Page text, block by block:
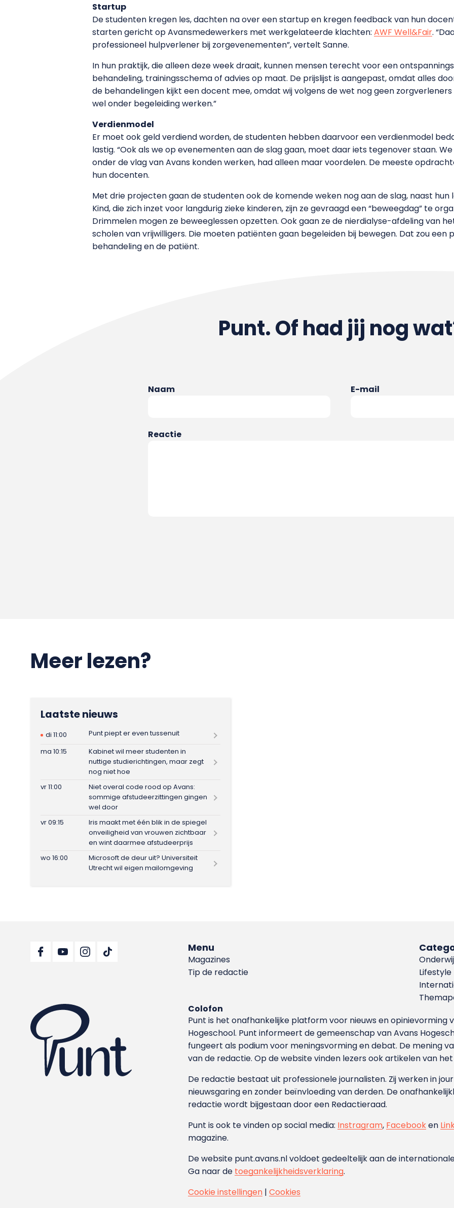
Startup
De studenten kregen les, dachten na over een startup en kregen feedback van hun
starten gericht op Avansmedewerkers met werkgelateerde klachten: AWF Well&Fair.
professioneel hulpverlener bij zorgevenementen”, vertelt Sanne.
In hun praktijk, die alleen deze week draait, kunnen mensen terecht voor een
behandeling, trainingsschema of advies op maat. De prijslijst is aangepast, omdat alles
de behandelingen kijkt een docent mee, omdat wij volgens de wet nog geen zorgverleners
wel onder begeleiding werken.”
Verdienmodel
Er moet ook geld verdiend worden, de studenten hebben daarvoor een verdienmodel
lastig. “Ook als we op evenementen aan de slag gaan, moet daar iets tegenover staan.
onder de vlag van Avans konden werken, had alleen maar voordelen. De meeste
hun docenten.
Met drie projecten gaan de studenten ook de komende weken nog aan de slag, naast hun
Kind, die zich inzet voor langdurig zieke kinderen, zijn ze gevraagd een “beweegdag” te
Drimmelen mogen ze beweeglessen opzetten. Ook gaan ze de nierdialyse-afdeling van
scholen van vrijwilligers. Die moeten patiënten gaan begeleiden bij bewegen. Dat zou
behandeling en de patiënt.
Punt. Of had jij nog
Naam E-mail
Reactie
Meer lezen?
Laatste nieuws
di 11:00
Punt piept er even tussenuit
ma 10:15
Kabinet wil meer studenten in
nuttige studierichtingen, maar zegt
nog niet hoe
vr 11:00
Niet overal code rood op Avans:
sommige afstudeerzittingen gingen
wel door
vr 09:15
Iris maakt met één blik in de spiegel
onveiligheid van vrouwen zichtbaar
en wint daarmee afstudeerprijs
wo 16:00
Microsoft de deur uit? Universiteit
Utrecht wil eigen mailomgeving
Menu
Magazines
Tip de redactie
Lifestyle
Colofon
Punt is het onafhankelijke platform voor nieuws en
Hoge­school. Punt informeert de gemeenschap van Avans
fungeert als podium voor meningsvorming en debat. De mening
van de redactie. Op de website vinden lezers ook artikelen van
De redactie bestaat uit professionele journalisten. Zij werken in
nieuwsgaring en zonder beïnvloeding van derden. De
redactie wordt bijgestaan door een Redactieraad.
Punt is ook te vinden op social media: Instragram, Facebooken
magazine.
De website punt.avans.nl voldoet gedeeltelijk aan de
Ga naar de toegankelijkheidsverklaring.
Cookie instellingen |Cookies